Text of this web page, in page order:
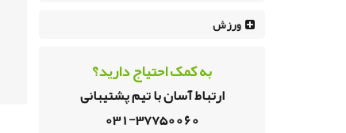
ورزش
به کمک احتیاج دارید؟
ارتباط آسان با تیم پشتیبانی
031-37750060